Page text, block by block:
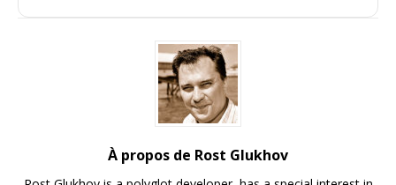
À propos de Rost Glukhov